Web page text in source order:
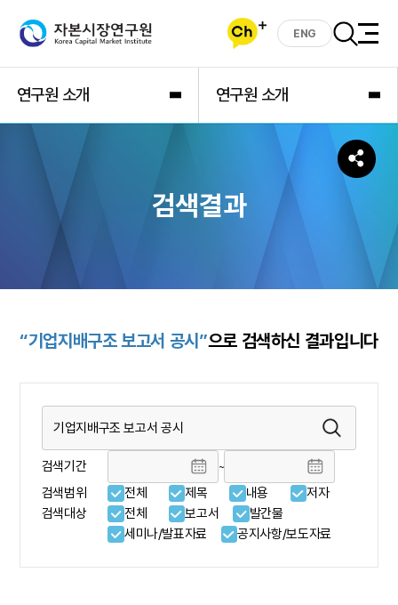
ENG
연구원 소개 연구원 소개
검색결과
“기업지배구조 보고서 공시”으로 검색하신 결과입니다
검색기간 ~
검색범위 전체 제목 내용
저자
검색대상
전체 보고서
발간물
세미나/발표자료
공지사항/보도자료